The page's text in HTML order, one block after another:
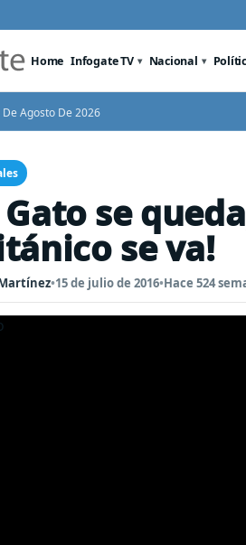
Home Infogate TV Nacional
De Agosto De 2026
Gato se
se va!
•15 de julio de 2016•Hace 524